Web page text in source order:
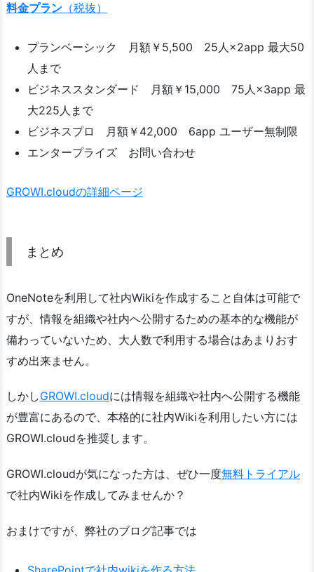
料金プラン （税抜）
プランベーシック 月額￥5,500 25人×2app 最大50
人まで
ビジネススタンダード 月額￥15,000 75人×3app 最
大225人まで
ビジネスプロ 月額￥42,000 6app ユーザー無制限
エンタープライズ お問い合わせ
GROWI.cloudの詳細ページ
まとめ
OneNoteを利用して社内Wikiを作成すること自体は可能で
すが、情報を組織や社内へ公開するための基本的な機能が
備わっていないため、大人数で利用する場合はあまりおす
すめ出来ません。
しかしGROWI.cloudには情報を組織や社内へ公開する機能
が豊富にあるので、本格的に社内Wikiを利用したい方には
GROWI.cloudを推奨します。
GROWI.cloudが気になった方は、ぜひ一度無料トライアル
で社内Wikiを作成してみませんか？
おまけですが、弊社のブログ記事では